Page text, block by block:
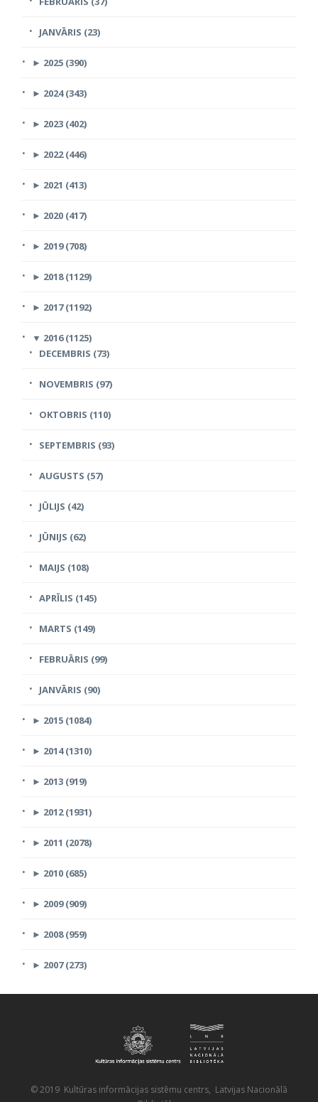
JANVĀRIS (23)
► 2025 (390)
► 2024 (343)
► 2023 (402)
► 2022 (446)
► 2021 (413)
► 2020 (417)
► 2019 (708)
► 2018 (1129)
► 2017 (1192)
▼ 2016 (1125)
DECEMBRIS (73)
NOVEMBRIS (97)
OKTOBRIS (110)
SEPTEMBRIS (93)
AUGUSTS (57)
JŪLIJS (42)
JŪNIJS (62)
MAIJS (108)
APRĪLIS (145)
MARTS (149)
FEBRUĀRIS (99)
JANVĀRIS (90)
► 2015 (1084)
► 2014 (1310)
► 2013 (919)
► 2012 (1931)
► 2011 (2078)
► 2010 (685)
► 2009 (909)
► 2008 (959)
► 2007 (273)
© 2019 Kultūras informācijas sistēmu centrs, Latvijas Nacionālā